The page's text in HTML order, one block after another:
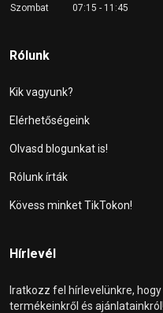
Szombat
07:15 - 11:45
Rólunk
Kik vagyunk?
Elérhetőségeink
Olvasd blogunkat is!
Rólunk írták
Kövess minket TikTokon!
Hírlevél
Iratkozz fel hírlevelünkre,
termékeinkről és ajánlatainkról!